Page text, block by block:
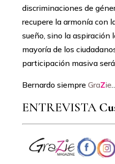
discriminaciones de
recupere la armonía con
sueño, sino la aspiración
mayoría de los
participación masiva
Bernardo siempre GraZie
ENTREVISTA